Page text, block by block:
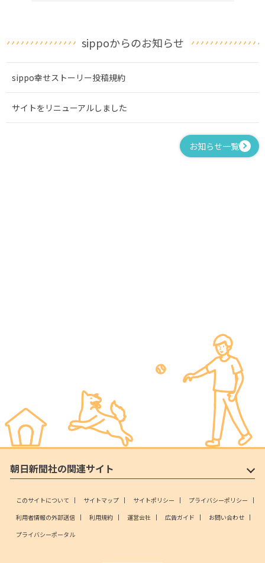
sippoからのお知らせ
sippo幸せストーリー投稿規約
サイトをリニューアルしました
お知らせ一覧
朝日新聞社の関連サイト
このサイトについて サイトマップ サイトポリシー
プライバシーポリシー
利用者情報の外部送信
利用規約 運営会社 広告ガイド
お問い合わせ
プライバシーポータル